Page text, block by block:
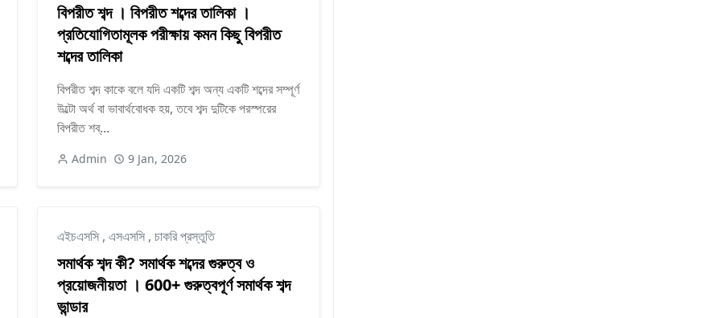
বিপরীত শব্দ । বিপরীত শব্দের তালিকা ।
প্রতিযোগিতামূলক পরীক্ষায় কমন কিছু বিপরীত
শব্দের তালিকা
বিপরীত শব্দ কাকে বলে যদি একটি শব্দ অন্য একটি শব্দের সম্পূর্ণ
উল্টো অর্থ বা ভাবার্থবোধক হয়, তবে শব্দ দুটিকে পরস্পরের
বিপরীত শব্...
Admin 9 Jan, 2026
এইচএসসি , এসএসসি , চাকরি প্রস্তুতি
সমার্থক শব্দ কী? সমার্থক শব্দের গুরুত্ব ও
প্রয়োজনীয়তা । 600+ গুরুত্বপূর্ণ সমার্থক শব্দ
ভান্ডার